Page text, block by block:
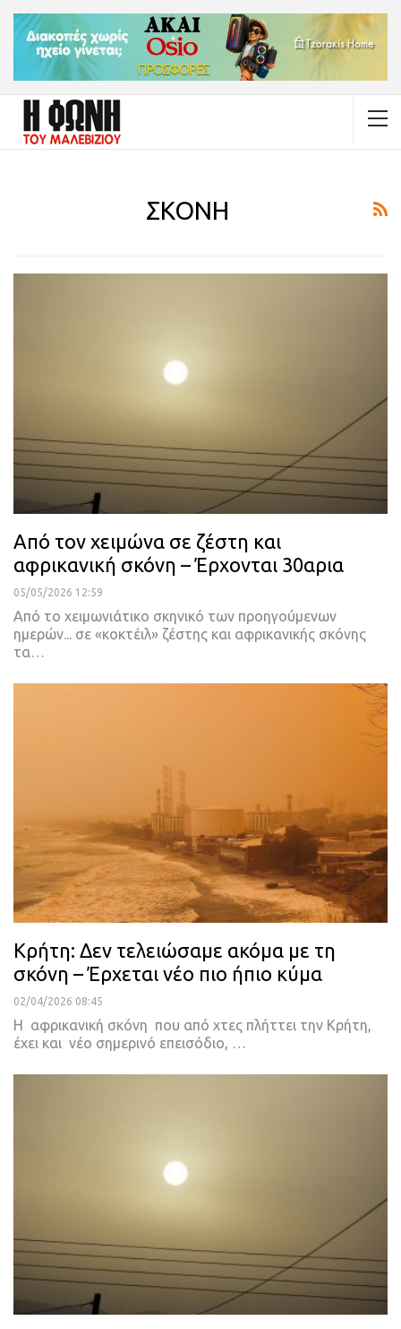
ΣΚΟΝΗ
Από τον χειμώνα σε ζέστη και
αφρικανική σκόνη – Έρχονται 30αρια
05/05/2026 12:59
Από το χειμωνιάτικο σκηνικό των προηγούμενων
ημερών... σε «κοκτέιλ» ζέστης και αφρικανικής σκόνης
τα…
Κρήτη: Δεν τελειώσαμε ακόμα με τη
σκόνη – Έρχεται νέο πιο ήπιο κύμα
02/04/2026 08:45
Η αφρικανική σκόνη που από χτες πλήττει την Κρήτη,
έχει και νέο σημερινό επεισόδιο, …